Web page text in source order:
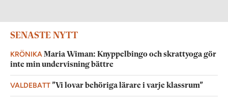
SENASTE NYTT
KRÖNIKA Maria Wiman: Knyppelbingo och skrattyoga gör
inte min undervisning bättre
VALDEBATT”Vi lovar behöriga lärare i varje klassrum”